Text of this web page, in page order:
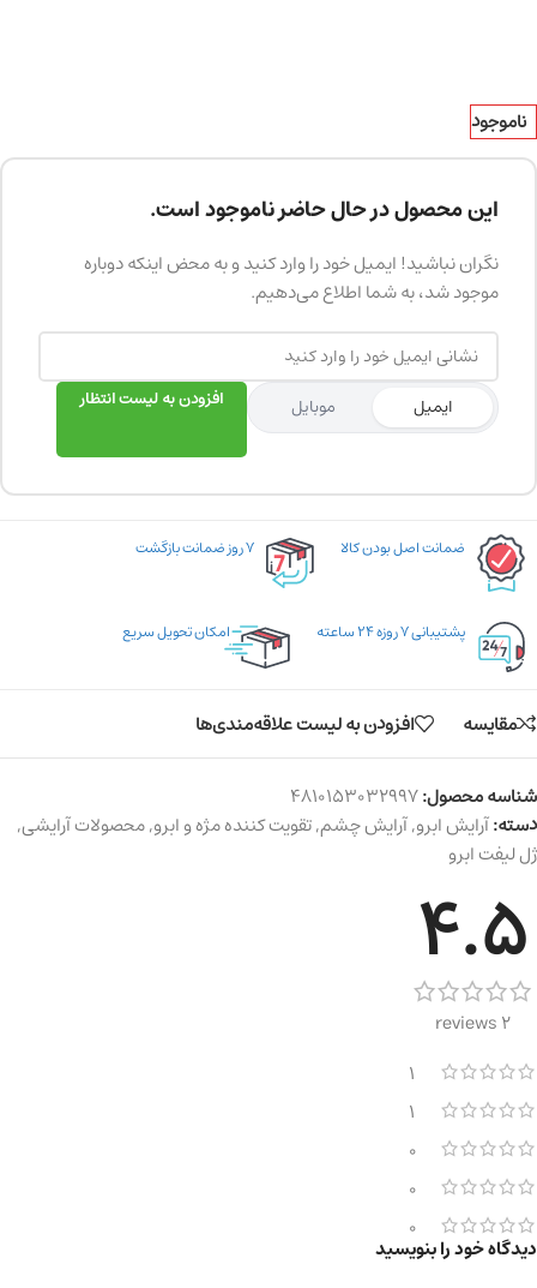
ناموجود
این محصول در حال حاضر ناموجود است.
نگران نباشید! ایمیل خود را وارد کنید و به محض اینکه دوباره
موجود شد، به شما اطلاع می‌دهیم.
ایمیل موبایل افزودن به لیست انتظار
ضمانت اصل بودن کالا ۷ روز ضمانت بازگشت
پشتیبانی ۷ روزه ۲۴ ساعته امکان تحویل سریع
مقایسه افزودن به لیست علاقه‌مندی‌ها
شناسه محصول:4810153032997
دسته:آرایش ابرو,آرایش چشم,تقویت کننده مژه و ابرو,محصولات آرایشی,
ژل لیفت ابرو
4.5
2 reviews
1
1
0
0
0
دیدگاه خود را بنویسید